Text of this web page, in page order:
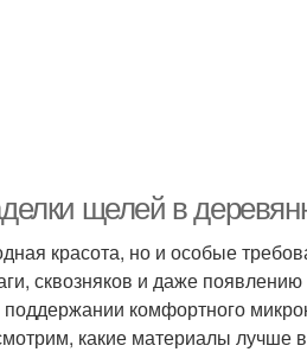
щелей в
красота, но и особые
сквозняков и даже
комфортного
какие материалы лучше